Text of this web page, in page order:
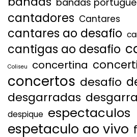
cantadores Cantares
cantares ao desafio
cantigas ao desafio
Coliseu concertina
concertos desafio
desgarradas
despique espectaculos
espetaculo ao vivo